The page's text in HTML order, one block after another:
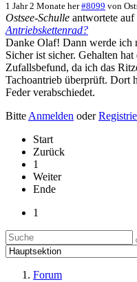
1 Jahr 2 Monate her #8099 von
Ostsee-Schulle antwortete auf
Antriebskettenrad?
Danke Olaf! Dann werde ich
Sicher ist sicher. Gehalten
Zufallsbefund, da ich das
Tachoantrieb überprüft. Dort
Feder verabschiedet.
Bitte Anmelden oder
Start
Zurück
1
Weiter
Ende
1
Forum